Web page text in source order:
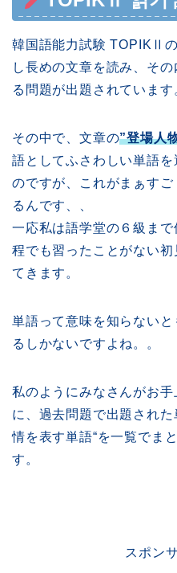
韓国語能力試験 TOPIKⅡ
し長めの文章を読み、そ
る問題が出題されています
その中で、文章の”登場人
語としてふさわしい単語
のですが、これがまぁす
るんです、、
一応私は語学堂の６級ま
程でも習ったことがない
てきます。
単語って意味を知らない
るしかないですよね。。
私のようにみなさんがお
に、過去問題で出題され
情を表す単語“を一覧でま
す。
スポン